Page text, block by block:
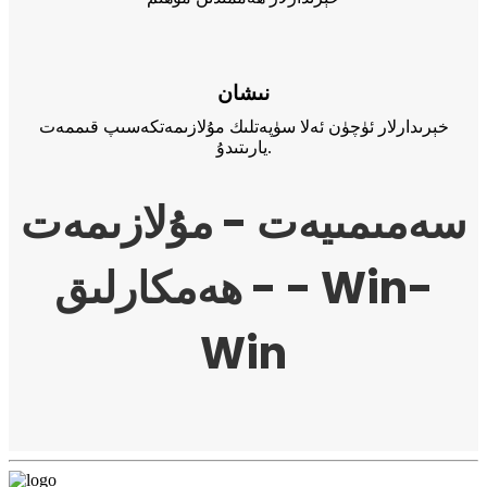
نىشان
خېرىدارلار ئۈچۈن ئەلا سۈپەتلىك مۇلازىمەتكەسىپ قىممەت
يارىتىدۇ.
سەمىمىيەت - مۇلازىمەت
- ھەمكارلىق - Win-
Win